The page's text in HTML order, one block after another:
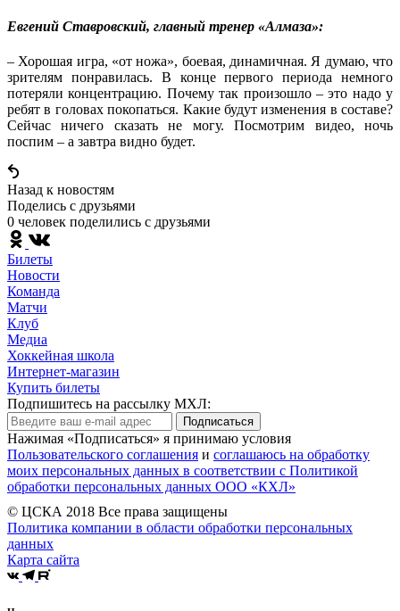
Евгений Ставровский, главный тренер «Алмаза»:
– Хорошая игра, «от ножа», боевая, динамичная. Я думаю, что
зрителям понравилась. В конце первого периода немного
потеряли концентрацию. Почему так произошло – это надо у
ребят в головах покопаться. Какие будут изменения в составе?
Сейчас ничего сказать не могу. Посмотрим видео, ночь
поспим – а завтра видно будет.
Назад к новостям
Поделись c друзьями
0 человек поделились c друзьями
Билеты
Новости
Команда
Матчи
Клуб
Медиа
Хоккейная школа
Интернет-магазин
Купить билеты
Подпишитесь на рассылку МХЛ:
Подписаться
Нажимая «Подписаться» я принимаю условия
Пользовательского соглашения и соглашаюсь на обработку
моих персональных данных в соответствии с Политикой
обработки персональных данных ООО «КХЛ»
© ЦСКА 2018 Все права защищены
Политика компании в области обработки персональных
данных
Карта сайта